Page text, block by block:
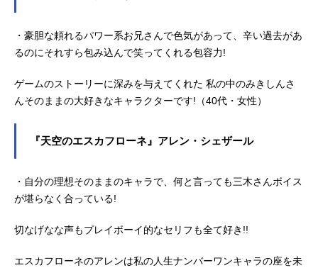
・豪胆な頼れるパワー系お兄さんで色気があって、辛い過去があ
るのにそれすら包み込んで笑ってくれる包容力!
ゲームのストーリーに深みを与えてくれた 私の中のみきしんさ
んそのままの大好きなキャラクターです!（40代・女性）
『天空のエスカフローネ』アレン・シェザール
・自分の理想そのままのキャラで、何と言っても三木さんボイス
が堪らなく合っている!
切なげなな声もプレイボーイ的なセリフも全て好き!!
エスカフローネのアレンは私の人生ナンバーワンキャラの座を未